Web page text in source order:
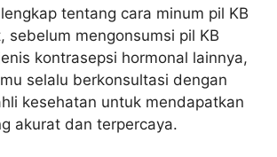
tentang cara minum pil KB
sebelum mengonsumsi pil KB
kontrasepsi hormonal lainnya,
selalu berkonsultasi dengan
kesehatan untuk mendapatkan
akurat dan terpercaya.